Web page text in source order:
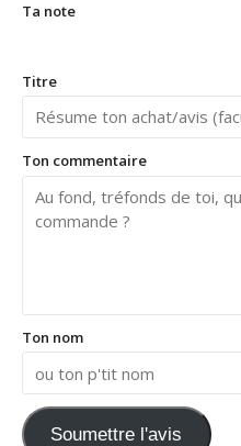
Ta note
Titre
Ton commentaire
Ton nom
Soumettre l'avis